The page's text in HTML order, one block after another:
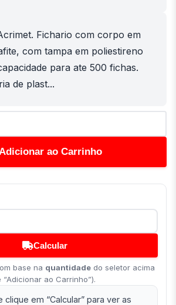
Fichario com corpo em
com tampa em poliestireno
para ate 500 fichas.
de plast...
ao Carrinho
Calcular
base na quantidade do seletor acima
ao Carrinho”).
clique em “Calcular” para ver as